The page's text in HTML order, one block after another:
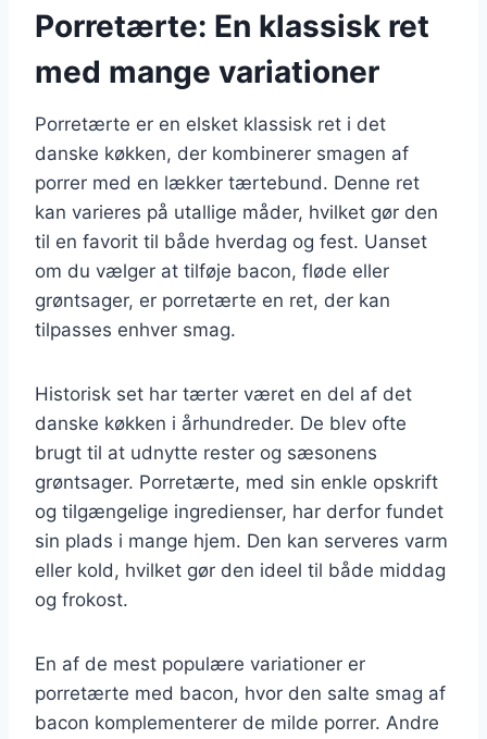
Porretærte: En klassisk ret
med mange variationer
Porretærte er en elsket klassisk ret i det
danske køkken, der kombinerer smagen af
porrer med en lækker tærtebund. Denne ret
kan varieres på utallige måder, hvilket gør den
til en favorit til både hverdag og fest. Uanset
om du vælger at tilføje bacon, fløde eller
grøntsager, er porretærte en ret, der kan
tilpasses enhver smag.
Historisk set har tærter været en del af det
danske køkken i århundreder. De blev ofte
brugt til at udnytte rester og sæsonens
grøntsager. Porretærte, med sin enkle opskrift
og tilgængelige ingredienser, har derfor fundet
sin plads i mange hjem. Den kan serveres varm
eller kold, hvilket gør den ideel til både middag
og frokost.
En af de mest populære variationer er
porretærte med bacon, hvor den salte smag af
bacon komplementerer de milde porrer. Andre